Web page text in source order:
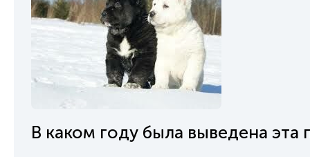
В каком году была выведена эта